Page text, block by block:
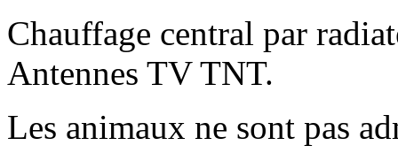
Chauffage central par
Antennes TV TNT.
Les animaux ne sont pas